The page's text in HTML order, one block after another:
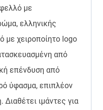
με
ελληνικής
με χειροποίητο logo
από
επένδυση από
ύφασμα, επιπλέον
ιμάντες για